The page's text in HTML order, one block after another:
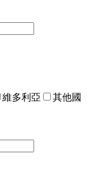
維多利亞
其他國